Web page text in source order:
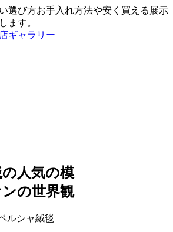
選び方お手入れ方法や安く買える展示
ます。
人気の模
の世界観
ルシャ絨毯